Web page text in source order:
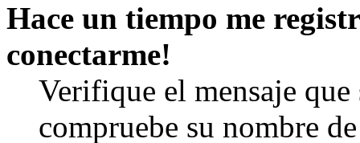
Hace un tiempo me
conectarme!
Verifique el mensaje
compruebe su nombre